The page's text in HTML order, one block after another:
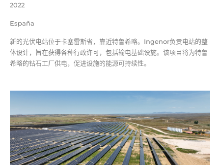
2022
España
新的光伏电站位于卡塞雷斯省，靠近特鲁希略。Ingenor负责电站的整
体设计，旨在获得各种行政许可，包括输电基础设施。该项目将为特鲁
希略的钻石工厂供电，促进设施的能源可持续性。